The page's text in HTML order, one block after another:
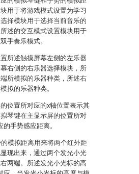
用于将游戏模式设置为学习
择模块用于选择当前音乐的
述的交互模式设置模块用于
手奏乐模式。
所述触摸屏幕左侧的左乐器
右侧的右乐器选择模块，所
所模拟的乐器种类，所述右
拟的乐器种类。
位置所对应的x轴位置表示其
琴键在主显示屏的位置所对
手势感应距离。
模拟距离用来将两个红外距
现出来，通过两个发光小光
两端。所述发光小光标的高